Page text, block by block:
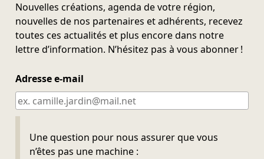
Nouvelles créations, agenda de votre région,
nouvelles de nos partenaires et adhérents, recevez
toutes ces actualités et plus encore dans notre
lettre d’information. N’hésitez pas à vous abonner !
Adresse e-mail
Une question pour nous assurer que vous
n’êtes pas une machine :
Ne pas remplir